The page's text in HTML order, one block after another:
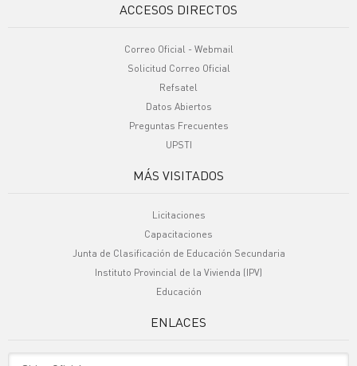
ACCESOS DIRECTOS
Correo Oficial - Webmail
Solicitud Correo Oficial
Refsatel
Datos Abiertos
Preguntas Frecuentes
UPSTI
MÁS VISITADOS
Licitaciones
Capacitaciones
Junta de Clasificación de Educación Secundaria
Instituto Provincial de la Vivienda (IPV)
Educación
ENLACES